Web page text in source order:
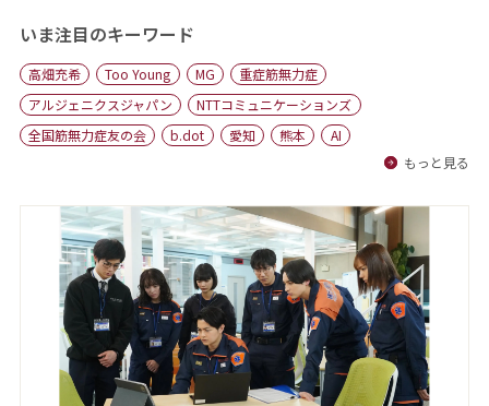
おすすめコンテンツ
出版物
会社概要
いま注目のキーワード
高畑充希 Too Young MG
重症筋無力症
アルジェニクスジャパン
NTTコミュニケーションズ
全国筋無力症友の会
b.dot 愛知 熊本
AI
もっと見る